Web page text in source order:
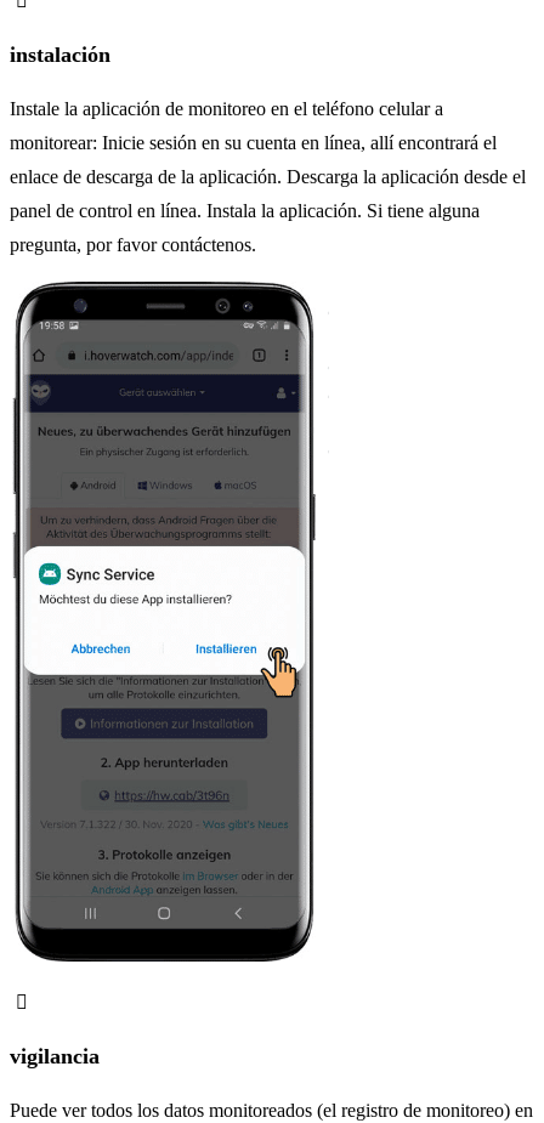
instalación
Instale la aplicación de monitoreo en el teléfono celular a
monitorear: Inicie sesión en su cuenta en línea, allí encontrará el
enlace de descarga de la aplicación. Descarga la aplicación desde el
panel de control en línea. Instala la aplicación. Si tiene alguna
pregunta, por favor contáctenos.
vigilancia
Puede ver todos los datos monitoreados (el registro de monitoreo) en